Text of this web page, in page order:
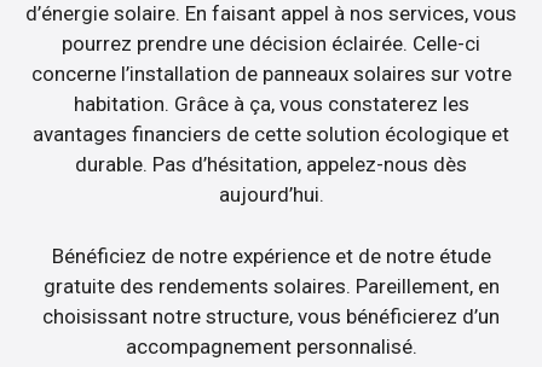
d’énergie solaire. En faisant appel à nos services, vous
pourrez prendre une décision éclairée. Celle-ci
concerne l’installation de panneaux solaires sur votre
habitation. Grâce à ça, vous constaterez les
avantages financiers de cette solution écologique et
durable. Pas d’hésitation, appelez-nous dès
aujourd’hui.
Bénéficiez de notre expérience et de notre étude
gratuite des rendements solaires. Pareillement, en
choisissant notre structure, vous bénéficierez d’un
accompagnement personnalisé.